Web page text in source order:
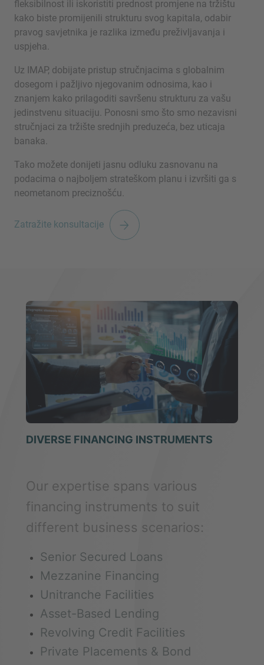
fleksibilnost ili iskoristiti prednost promjene na tržištu
kako biste promijenili strukturu svog kapitala, odabir
pravog savjetnika je razlika između preživljavanja i
uspjeha.
Uz IMAP, dobijate pristup stručnjacima s globalnim
dosegom i pažljivo njegovanim odnosima, kao i
znanjem kako prilagoditi savršenu strukturu za vašu
jedinstvenu situaciju. Ponosni smo što smo nezavisni
stručnjaci za tržište srednjih preduzeća, bez uticaja
banaka.
Tako možete donijeti jasnu odluku zasnovanu na
podacima o najboljem strateškom planu i izvršiti ga s
neometanom preciznošću.
Zatražite konsultacije
DIVERSE FINANCING INSTRUMENTS
Our expertise spans various
financing instruments to suit
different business scenarios:
Senior Secured Loans
Mezzanine Financing
Unitranche Facilities
Asset-Based Lending
Revolving Credit Facilities
Private Placements & Bond
VIŠE INFORMACIJA?
KONTAKTIRAJTE NAS
Želimo vas čuti. Naš tim je uvijek dostupan za
Označite da ste pročitali i da se slažete s IMAP
pravnim obavijestima i pravilima o kolačićima.
Pošalji upit